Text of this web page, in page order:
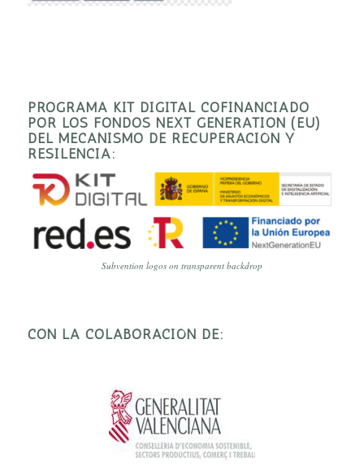
PROGRAMA KIT DIGITAL COFINANCIADO
POR LOS FONDOS NEXT GENERATION (EU)
DEL MECANISMO DE RECUPERACIÓN Y
RESILENCIA:
Subvention logos on transparent backdrop
CON LA COLABORACIÓN DE: